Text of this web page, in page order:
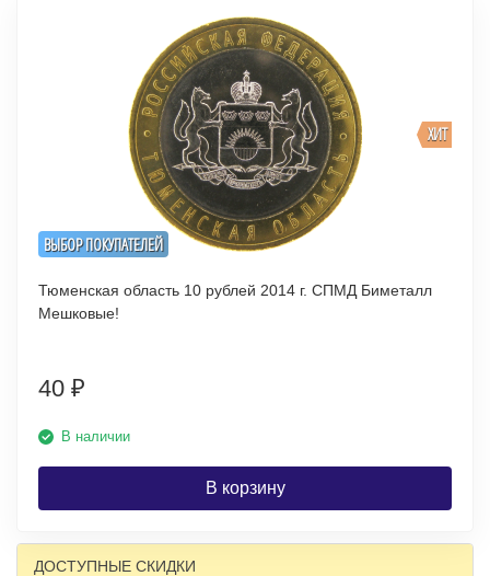
ВЫБОР ПОКУПАТЕЛЕЙ
ХИТ
Тюменская область 10 рублей 2014 г. СПМД Биметалл
Мешковые!
40 ₽
В наличии
В корзину
ДОСТУПНЫЕ СКИДКИ